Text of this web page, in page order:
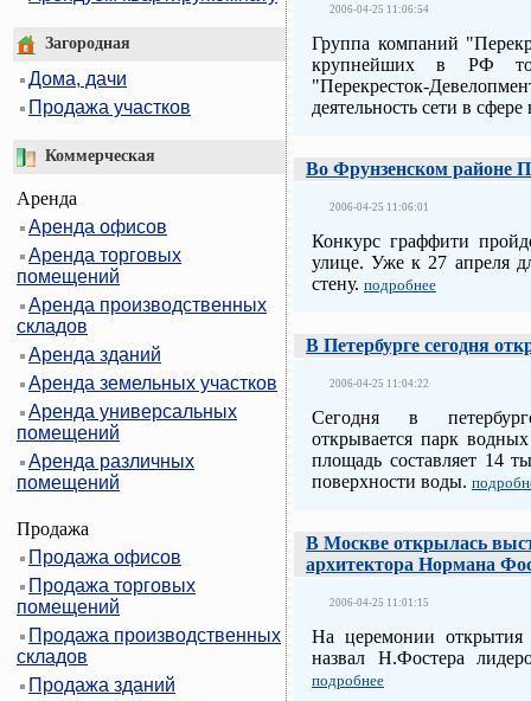
Загородная
Дома, дачи
Продажа участков
Коммерческая
Аренда
Аренда офисов
Аренда торговых
помещений
Аренда производственных
складов
Аренда зданий
Аренда земельных участков
Аренда универсальных
помещений
Аренда различных
помещений
Продажа
Продажа офисов
Продажа торговых
помещений
Продажа производственных
складов
Продажа зданий
2006-04-25 11:06:54
Группа компаний
крупнейших в РФ
"Перекресток-
деятельность сети в
Во Фрунзенском районе
2006-04-25 11:06:01
Конкурс граффити
улице. Уже к 27 апреля
стену. подробнее
В Петербурге сегодня
2006-04-25 11:04:22
Сегодня в
открывается парк
площадь составляет 14
поверхности воды.
В Москве открылась
архитектора Нормана
2006-04-25 11:01:15
На церемонии
назвал Н.Фостера
подробнее